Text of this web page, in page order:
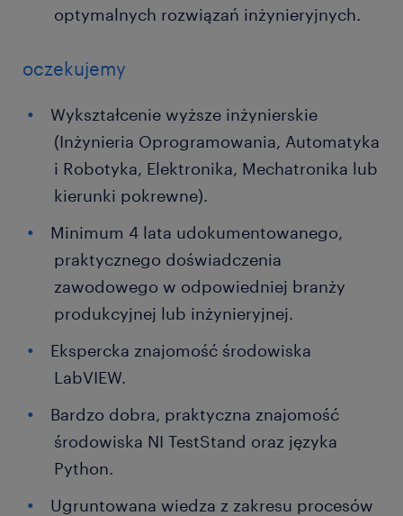
optymalnych rozwiązań inżynieryjnych.
oczekujemy
Wykształcenie wyższe inżynierskie
(Inżynieria Oprogramowania, Automatyka
i Robotyka, Elektronika, Mechatronika lub
kierunki pokrewne).
Minimum 4 lata udokumentowanego,
praktycznego doświadczenia
zawodowego w odpowiedniej branży
produkcyjnej lub inżynieryjnej.
Ekspercka znajomość środowiska
LabVIEW.
Bardzo dobra, praktyczna znajomość
środowiska NI TestStand oraz języka
Python.
Ugruntowana wiedza z zakresu procesów